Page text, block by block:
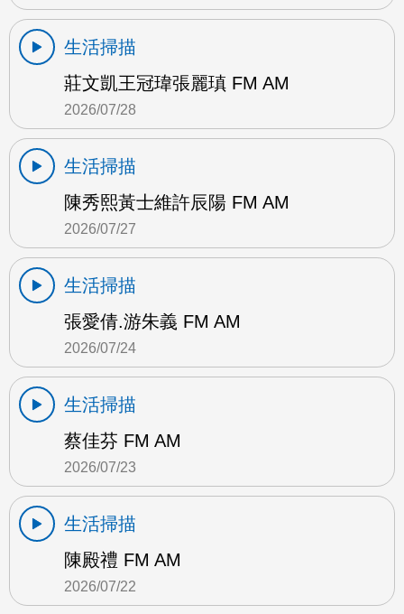
生活掃描
莊文凱王冠瑋張麗瑱 FM AM
2026/07/28
生活掃描
陳秀熙黃士維許辰陽 FM AM
2026/07/27
生活掃描
張愛倩.游朱義 FM AM
2026/07/24
生活掃描
蔡佳芬 FM AM
2026/07/23
生活掃描
陳殿禮 FM AM
2026/07/22